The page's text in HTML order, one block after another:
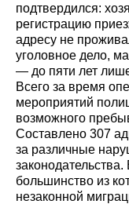
подтвердился:
регистрацию
адресу не
уголовное дело,
— до пяти лет
Всего за время
мероприятий
возможного
Составлено 307
за различные
большинство из
незаконной